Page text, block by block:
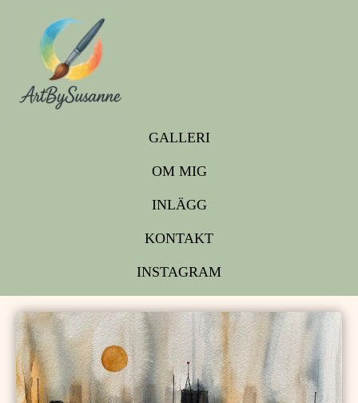
GALLERI
OM MIG
INLÄGG
KONTAKT
INSTAGRAM